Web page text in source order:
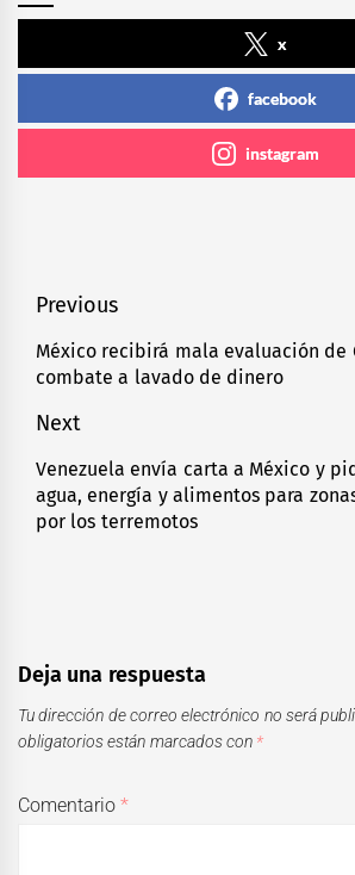
x
facebook
instagram
Navegación
de
entradas
Previous
Previous
post:
México recibirá mala evaluación de
combate a lavado de dinero
Next
Next
post:
Venezuela envía carta a México y
agua, energía y alimentos para
por los terremotos
Deja una respuesta
Tu dirección de correo electrónico no será
obligatorios están marcados con *
Comentario*